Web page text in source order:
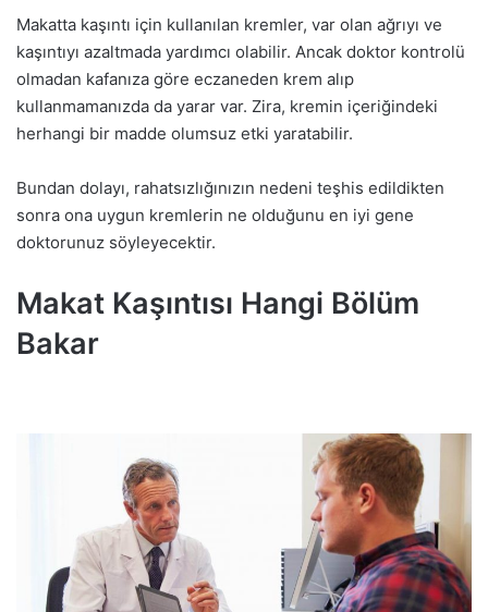
Makatta kaşıntı için kullanılan kremler, var olan ağrıyı ve
kaşıntıyı azaltmada yardımcı olabilir. Ancak doktor kontrolü
olmadan kafanıza göre eczaneden krem alıp
kullanmamanızda da yarar var. Zira, kremin içeriğindeki
herhangi bir madde olumsuz etki yaratabilir.
Bundan dolayı, rahatsızlığınızın nedeni teşhis edildikten
sonra ona uygun kremlerin ne olduğunu en iyi gene
doktorunuz söyleyecektir.
Makat Kaşıntısı Hangi Bölüm
Bakar